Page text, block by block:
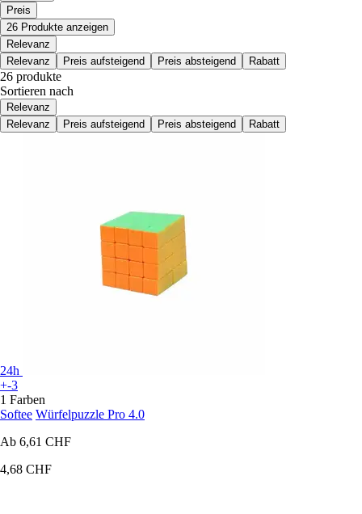
Preis
26 Produkte anzeigen
Relevanz
Relevanz
Preis aufsteigend Preis absteigend Rabatt
26 produkte
Sortieren nach
Relevanz
Relevanz
Preis aufsteigend Preis absteigend Rabatt
24h
+-3
1 Farben
Softee Würfelpuzzle Pro 4.0
Ab 6,61 CHF
4,68 CHF